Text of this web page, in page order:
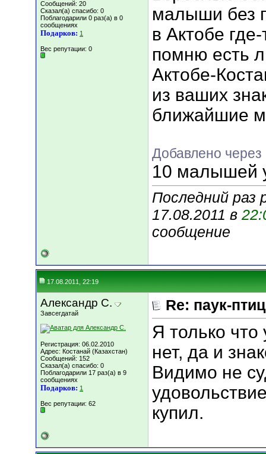
Сообщений: 20
Сказал(а) спасибо: 0
Поблагодарили 0 раз(а) в 0
сообщениях
Подарков: 1
Вес репутации: 0
малыши без
в Актобе
помню есть
Актобе-
из ваших
ближайшие
Добавлено через
10 малышей
Последний раз
17.08.2011 в
сообщение
17.08.2011, 22:19
Александр С.
Завсегдатай
Регистрация: 06.02.2010
Адрес: Костанай (Казахстан)
Сообщений: 152
Сказал(а) спасибо: 0
Поблагодарили 17 раз(а) в 9
сообщениях
Подарков: 1
Вес репутации: 62
Re: паук-
Я только что
нет, да и
Видимо не
купил.